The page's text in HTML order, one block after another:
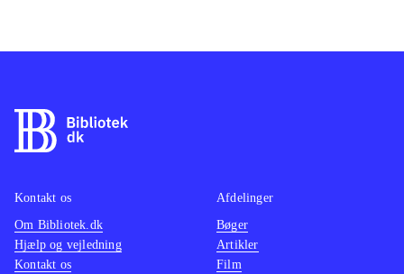
Kontakt os
Om Bibliotek.dk
Hjælp og vejledning
Kontakt os
Afdelinger
Bøger
Artikler
Film